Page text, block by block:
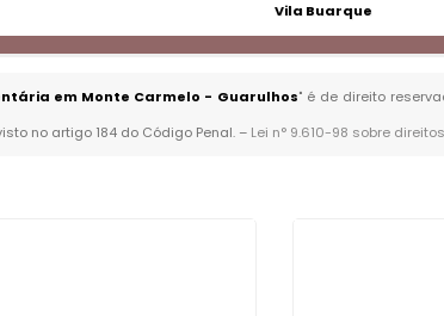
Vila Buarque
em Monte Carmelo - Guarulhos" é de direito
no artigo 184 do Código Penal. – Lei n° 9.610-98 sobre